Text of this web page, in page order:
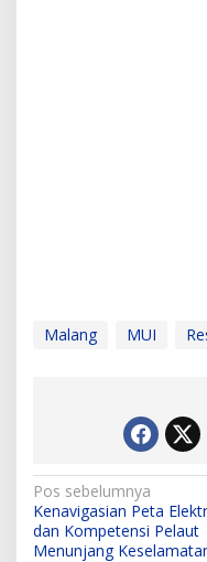
Malang MUI
N
a
Pos sebelumnya
Kenavigasian Peta
dan Kompetensi Pelaut
Menunjang